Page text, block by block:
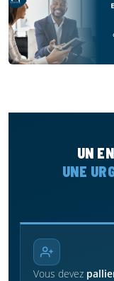
UN
UNE
Vous devez